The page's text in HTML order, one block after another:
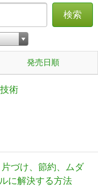
検索
発売日順
術
づけ、節約、ムダ
に解決する方法